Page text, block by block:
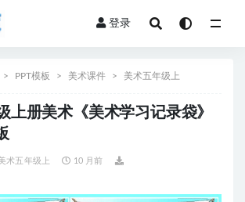
登录
PPT模板 美术课件 美术五年级上
上册美术《美术学习记录袋》
术五年级上 10 月前